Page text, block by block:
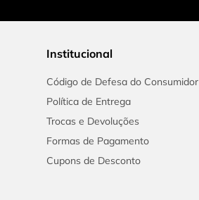
Institucional
Código de Defesa do Consumidor
Política de Entrega
Trocas e Devoluções
Formas de Pagamento
Cupons de Desconto